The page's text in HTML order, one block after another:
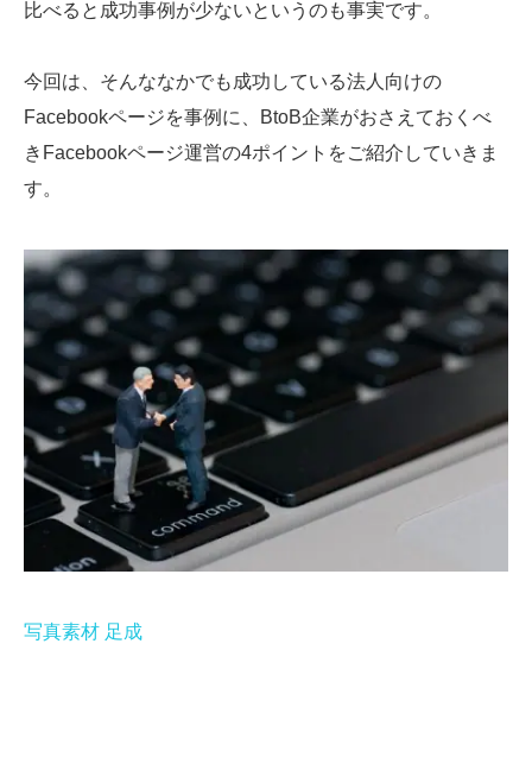
比べると成功事例が少ないというのも事実です。
今回は、そんななかでも成功している法人向けの
Facebookページを事例に、BtoB企業がおさえておくべ
きFacebookページ運営の4ポイントをご紹介していきま
す。
写真素材 足成